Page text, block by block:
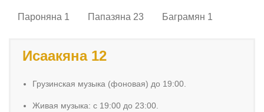
Пароняна 1 Папазяна 23 Баграмян 1
Исаакяна 12
Грузинская музыка (фоновая) до 19:00.
Живая музыка: с 19:00 до 23:00.